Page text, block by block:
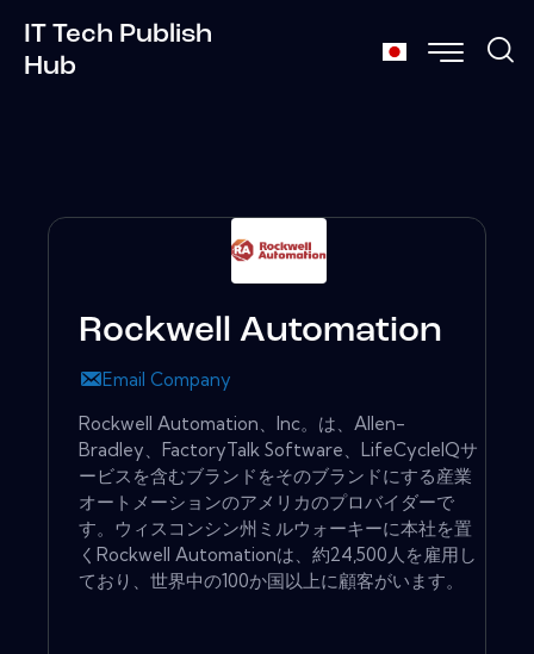
IT Tech Publish
Hub
Rockwell Automation
Email Company
Rockwell Automation、Inc。は、Allen-
Bradley、FactoryTalk Software、LifeCycleIQサ
ービスを含むブランドをそのブランドにする産業
オートメーションのアメリカのプロバイダーで
す。ウィスコンシン州ミルウォーキーに本社を置
くRockwell Automationは、約24,500人を雇用し
ており、世界中の100か国以上に顧客がいます。